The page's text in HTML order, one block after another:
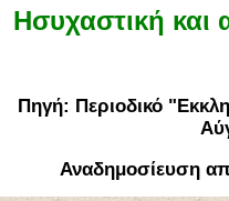
Ησυχαστική και
Πηγή: Περιοδικό
Αναδημοσίευση